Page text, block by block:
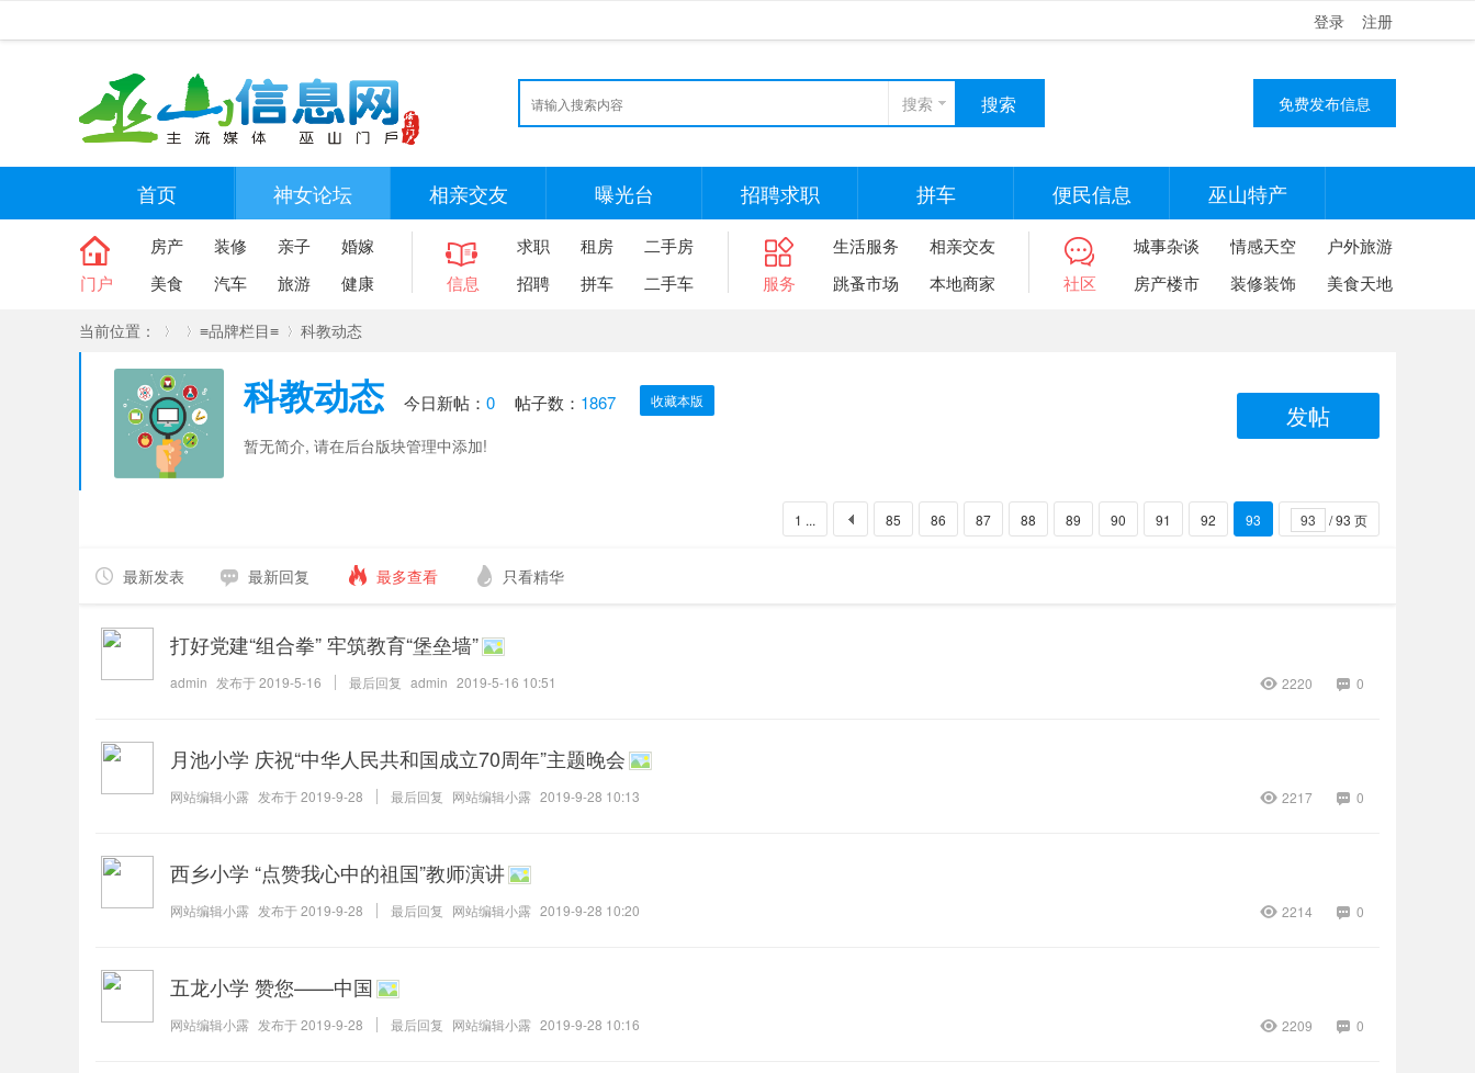
登录 注册
搜索 搜索 免费发布信息
首页 神女论坛 相亲交友 曝光台 招聘求职 拼车 便民信息 巫山特产
门户
房产 装修 亲子
婚嫁
美食
汽车 旅游 健康 信息
求职 租房
二手房
招聘
拼车 二手车 服务
生活服务
相亲交友
跳蚤市场
本地商家 社区
城事杂谈 情感天空
户外旅游
房产楼市
装修装饰 美食天地
当前位置：
» ›
≡品牌栏目≡ 科教动态
科教动态 今日新帖： 0 帖子数： 1867 收藏本版
暂无简介, 请在后台版块管理中添加!
发帖
1 ... 85 86 87 88 89 90 91 92 93 / 93 页
最新发表 最新回复 最多查看 只看精华
打好党建“组合拳” 牢筑教育“堡垒墙”
admin 发布于2019-5-16 最后回复 admin 2019-5-16 10:51 0
2220
月池小学 庆祝“中华人民共和国成立70周年”主题晚会
网站编辑小露 发布于2019-9-28 最后回复 网站编辑小露 2019-9-28 10:13 0
2217
西乡小学 “点赞我心中的祖国”教师演讲
网站编辑小露 发布于2019-9-28 最后回复 网站编辑小露 2019-9-28 10:20 0
2214
五龙小学 赞您——中国
网站编辑小露 发布于2019-9-28 最后回复 网站编辑小露 2019-9-28 10:16 0
2209